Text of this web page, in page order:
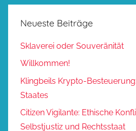
Neueste Beiträge
Sklaverei oder Souveränität
Willkommen!
Klingbeils Krypto-
Staates
Citizen Vigilante: Ethische
Selbstjustiz und Rechtsstaat